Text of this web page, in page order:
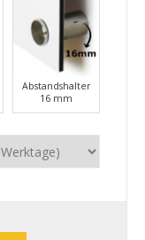
Abstandshalter
16 mm